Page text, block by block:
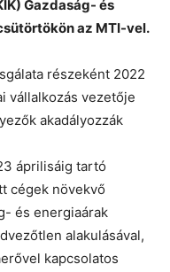
Gazdaság- és
az MTI-vel.
részeként 2022
vállalkozás vezetője
akadályozzák
áprilisáig tartó
cégek növekvő
és energiaárak
alakulásával,
kapcsolatos